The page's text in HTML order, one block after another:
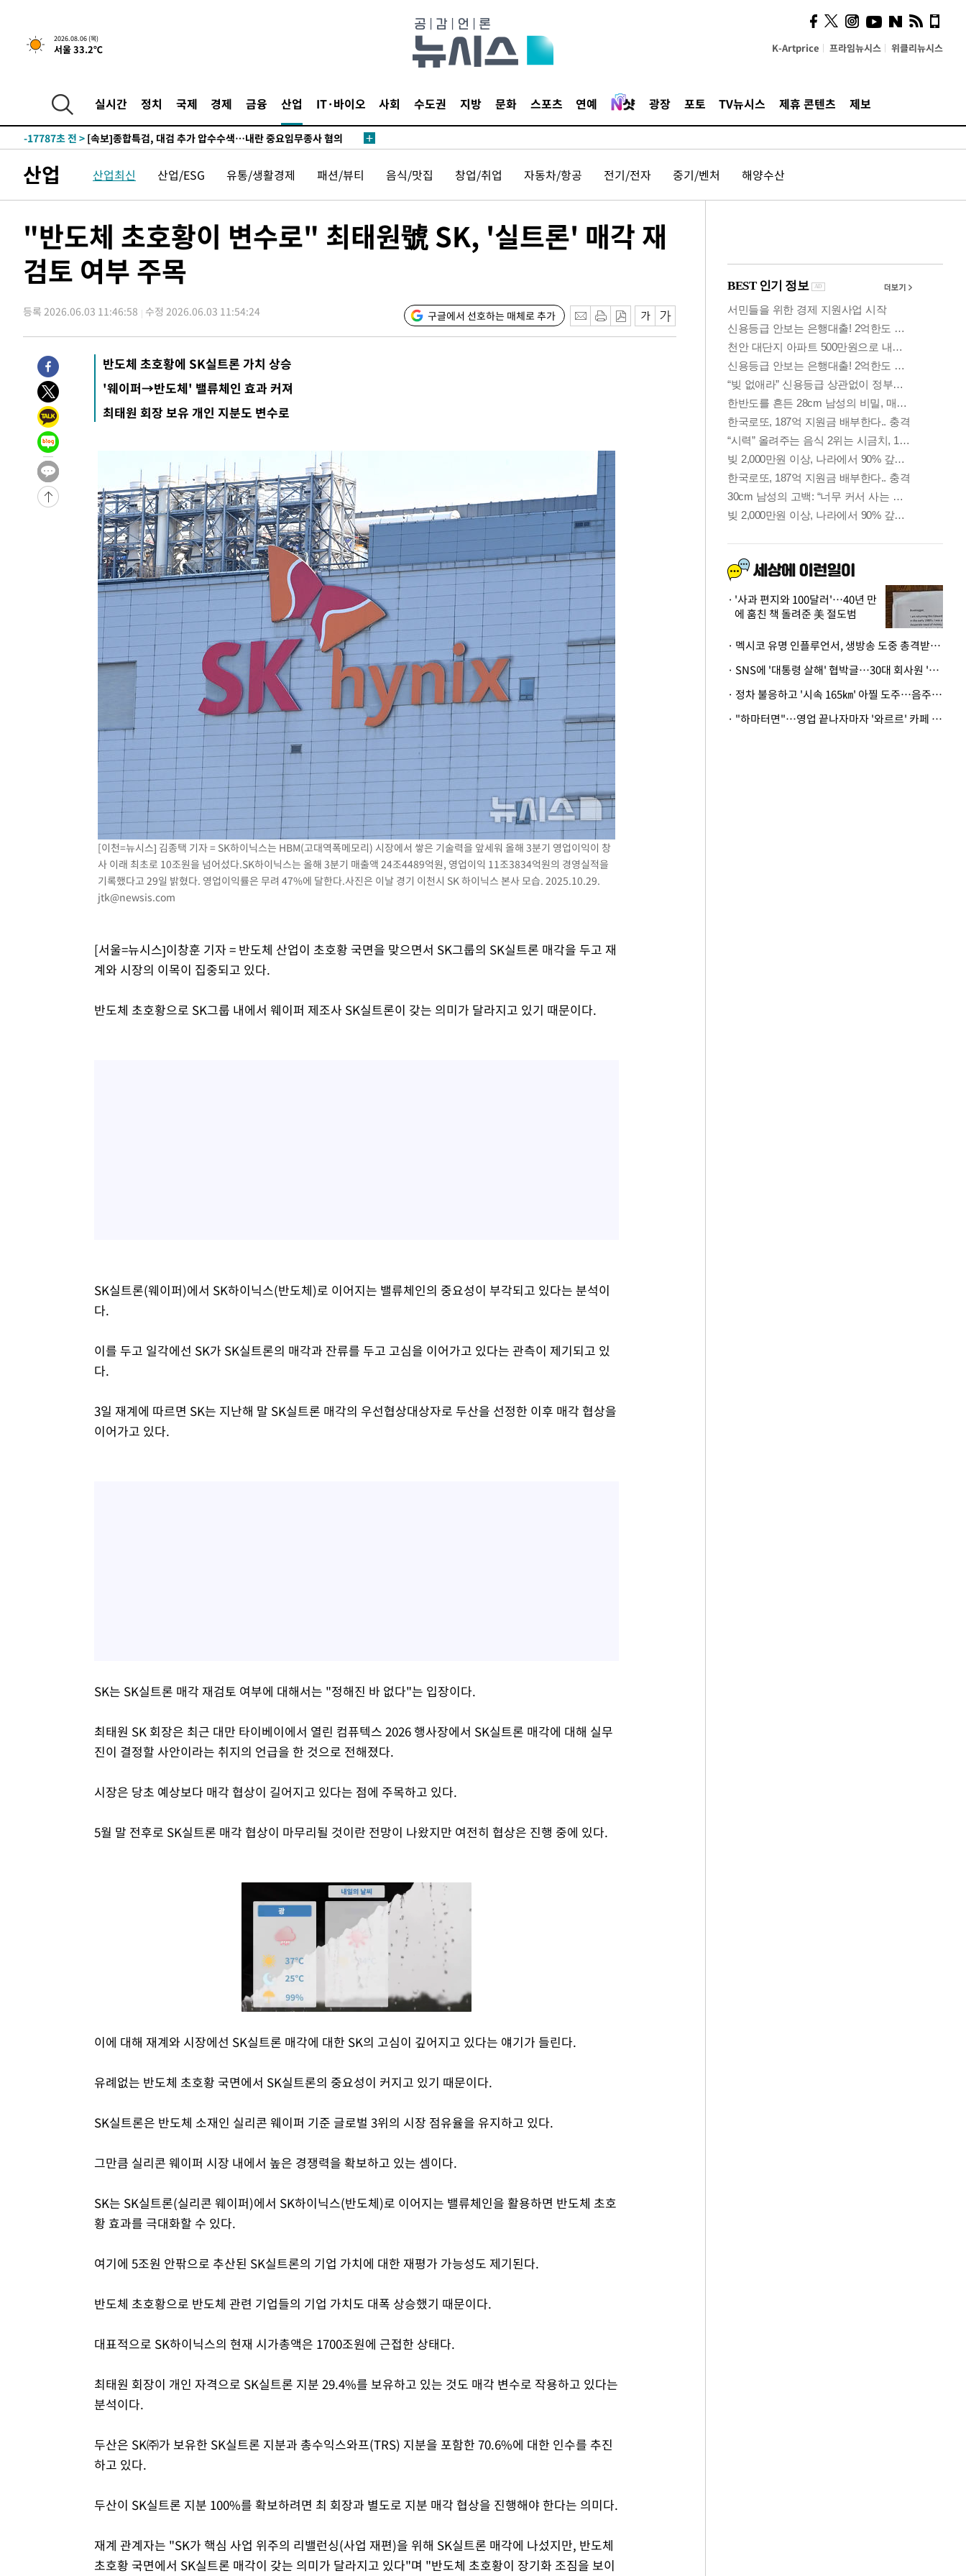
2026.08.06 (목)
서울 33.2℃ K-Artprice 프라임뉴시스 위클리뉴시스
실시간 정치 국제 경제 금융 산업 IT·바이오 사회 수도권 지방 문화 스포츠 연예 광장 포토 TV뉴시스 제휴 콘텐츠 제보
-18937초 전 >'낮 최고 39도' 불볕더위…한밤 열대야도 계속[내일날씨]
-18896초 전 >[속보]7~9일 프로야구 3연전도 폭염 취소…11일 재개
-18385초 전 >
'월드컵 탈락 후폭풍' 축구협회…초유의 압수수색에 '충격·당황'
-18225초 전 >
-17787초 전 > [속보]종합특검, 대검 추가 압수수색…내란 중요임무종사 혐의
-13812초 전 >
[속보]코스피, 301.88포인트(4.58%) 내린 6296.38 마감
-13677초 전 >[속보]원·달러 환율, 0.7원 내린 1423.8원 마감
-8321초 전 >손흥민, 5경기 연속골 실패…LAFC는 승부차기 끝 과달라하라 격파
-922초 전 >
내일까지 39도 '펄펄'…기상청 "태풍 지나며 폭염 잠시 꺾인다"
-559초 전 > 트럼프, 한국계 진보 주지사 후보 맹공…"공산주의가 최대 위협"
49분 전 >[속보]산업장관 "李정부, 원전 반대 안해…안정 전력 위해 불가피"
1시간 전 >[속보]경찰, '홍명보 선임 논란' 대한축구협회·축구회관 등 압수수색
-21977초 전 >
[속보]합참 "北 발사체는 단거리탄도미사일…감시·경계태세 강
-21725초 전 >
日방위성, 北이 동해로 쏜 발사체는 탄도미사일 가능성
-20155초 전 >
-19561초 전 >
[속보]합참 "북, 동해상으로 미상 발사체 발사"
-18957초 전 >
-18916초 전 >
[속보]7~9일 프로야구 3연전도 폭염 취소…11일 재개
-18578초 전 >
"韓 외환시장 개입 관측 배경엔 美의 대한국 무역적자 있어"
-18405초 전 >
'월드컵 탈락 후폭풍' 축구협회…초유의 압수수색에 '충격·당황'
서울 낮 37.9도, 올여름 최고치 경신…영등포 순간 '40도'
[속보]종합특검, 대검 추가 압수수색…내란 중요임무종사 혐의
[속보]코스닥, 800p 회복…0.26% 오른 801.67 마감
[속보]코스피, 301.88포인트(4.58%) 내린 6296.38 마감
[속보]원·달러 환율, 0.7원 내린 1423.8원 마감
"여기 떨어졌다"…다누리, 스페이스X 로켓 달 충돌 흔적 포착
손흥민, 5경기 연속골 실패…LAFC는 승부차기 끝 과달라하라 격파
내일까지 39도 '펄펄'…기상청 "태풍 지나며 폭염 잠시 꺾인다"
트럼프, 한국계 진보 주지사 후보 맹공…"공산주의가 최대 위협"
"美간섭에 합의 지연"…트럼프, '이란 호르무즈 통제권' 수용할까
[속보]산업장관 "李정부, 원전 반대 안해…안정 전력 위해 불가피"
[속보]경찰, '홍명보 선임 논란' 대한축구협회·축구회관 등 압수수색
산업 산업최신 산업/ESG 유통/생활경제 패션/뷰티 음식/맛집 창업/취업 자동차/항공 전기/전자 중기/벤처 해양수산
"반도체 초호황이 변수로" 최태원號 SK, '실트론' 매각 재
검토 여부 주목
등록 2026.06.03 11:46:58 수정 2026.06.03 11:54:24 구글에서 선호하는 매체로 추가
반도체 초호황에 SK실트론 가치 상승
'웨이퍼→반도체' 밸류체인 효과 커져
최태원 회장 보유 개인 지분도 변수로
[이천=뉴시스] 김종택 기자 = SK하이닉스는 HBM(고대역폭메모리) 시장에서 쌓은 기술력을 앞세워 올해 3분기 영업이익이 창
사 이래 최초로 10조원을 넘어섰다.SK하이닉스는 올해 3분기 매출액 24조4489억원, 영업이익 11조3834억원의 경영실적을
기록했다고 29일 밝혔다. 영업이익률은 무려 47%에 달한다.사진은 이날 경기 이천시 SK 하이닉스 본사 모습. 2025.10.29.
jtk@newsis.com
[서울=뉴시스]이창훈 기자 = 반도체 산업이 초호황 국면을 맞으면서 SK그룹의 SK실트론 매각을 두고 재
계와 시장의 이목이 집중되고 있다.
반도체 초호황으로 SK그룹 내에서 웨이퍼 제조사 SK실트론이 갖는 의미가 달라지고 있기 때문이다.
SK실트론(웨이퍼)에서 SK하이닉스(반도체)로 이어지는 밸류체인의 중요성이 부각되고 있다는 분석이
다.
이를 두고 일각에선 SK가 SK실트론의 매각과 잔류를 두고 고심을 이어가고 있다는 관측이 제기되고 있
다.
3일 재계에 따르면 SK는 지난해 말 SK실트론 매각의 우선협상대상자로 두산을 선정한 이후 매각 협상을
이어가고 있다.
SK는 SK실트론 매각 재검토 여부에 대해서는 "정해진 바 없다"는 입장이다.
최태원 SK 회장은 최근 대만 타이베이에서 열린 컴퓨텍스 2026 행사장에서 SK실트론 매각에 대해 실무
진이 결정할 사안이라는 취지의 언급을 한 것으로 전해졌다.
시장은 당초 예상보다 매각 협상이 길어지고 있다는 점에 주목하고 있다.
5월 말 전후로 SK실트론 매각 협상이 마무리될 것이란 전망이 나왔지만 여전히 협상은 진행 중에 있다.
이에 대해 재계와 시장에선 SK실트론 매각에 대한 SK의 고심이 깊어지고 있다는 얘기가 들린다.
유례없는 반도체 초호황 국면에서 SK실트론의 중요성이 커지고 있기 때문이다.
SK실트론은 반도체 소재인 실리콘 웨이퍼 기준 글로벌 3위의 시장 점유율을 유지하고 있다.
그만큼 실리콘 웨이퍼 시장 내에서 높은 경쟁력을 확보하고 있는 셈이다.
SK는 SK실트론(실리콘 웨이퍼)에서 SK하이닉스(반도체)로 이어지는 밸류체인을 활용하면 반도체 초호
황 효과를 극대화할 수 있다.
여기에 5조원 안팎으로 추산된 SK실트론의 기업 가치에 대한 재평가 가능성도 제기된다.
반도체 초호황으로 반도체 관련 기업들의 기업 가치도 대폭 상승했기 때문이다.
대표적으로 SK하이닉스의 현재 시가총액은 1700조원에 근접한 상태다.
최태원 회장이 개인 자격으로 SK실트론 지분 29.4%를 보유하고 있는 것도 매각 변수로 작용하고 있다는
분석이다.
두산은 SK㈜가 보유한 SK실트론 지분과 총수익스와프(TRS) 지분을 포함한 70.6%에 대한 인수를 추진
하고 있다.
두산이 SK실트론 지분 100%를 확보하려면 최 회장과 별도로 지분 매각 협상을 진행해야 한다는 의미다.
재계 관계자는 "SK가 핵심 사업 위주의 리밸런싱(사업 재편)을 위해 SK실트론 매각에 나섰지만, 반도체
초호황 국면에서 SK실트론 매각이 갖는 의미가 달라지고 있다"며 "반도체 초호황이 장기화 조짐을 보이
의견, 국토부·LH에 충실히
전달할 것"
'사과 편지와 100달러'…40년 만
에 훔친 책 돌려준 美 절도범
· 멕시코 유명 인플루언서, 생방송 도중 총격받아 사망
· SNS에 '대통령 살해' 협박글…30대 회사원 '불구속 송치'
· 정차 불응하고 '시속 165㎞' 아찔 도주…음주운전자 체포
· "하마터면"…영업 끝나자마자 '와르르' 카페 테라스 덮친 대리석 외벽